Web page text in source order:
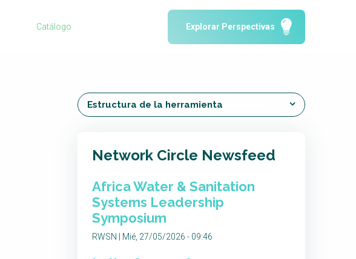
Water Reporting and Journalism
Arctic WASH Online Course
sostenible
Water & Wastewater Treatment, Monitoring
and Reuse in India
Catálogo Explorar Perspectivas
Estructura de la herramienta
Network Circle Newsfeed
Africa Water & Sanitation
Systems Leadership
Symposium
RWSN | Mié, 27/05/2026 - 09:46